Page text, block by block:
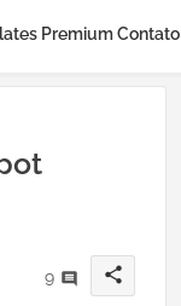
Premium Contato
9 share